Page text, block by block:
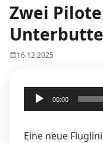
Zwei
16.12.2025
Audio-
Player
00:00
Eine neue